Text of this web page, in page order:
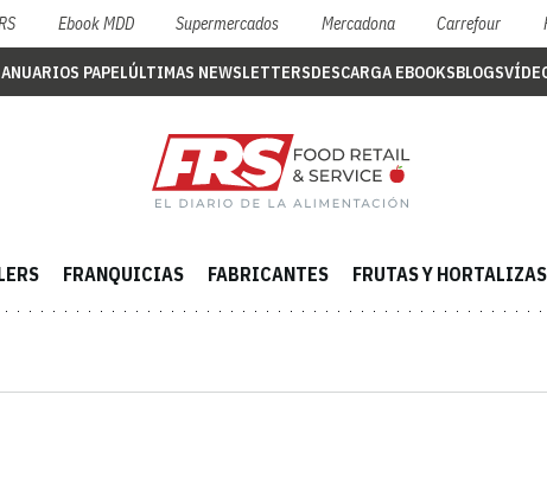
Ebook MDD Supermercados Mercadona Carrefour
ANUARIOS PAPELÚLTIMAS NEWSLETTERSDESCARGA EBOOKSBLOGS
FRANQUICIAS FABRICANTES FRUTAS Y HORTALIZAS